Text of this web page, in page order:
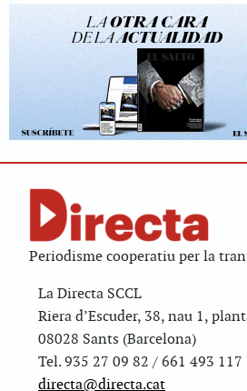
Periodisme cooperatiu per la
La Directa SCCL
Riera d’Escuder, 38, nau 1,
08028 Sants (Barcelona)
Tel. 935 27 09 82 / 661 493 117
directa@directa.cat